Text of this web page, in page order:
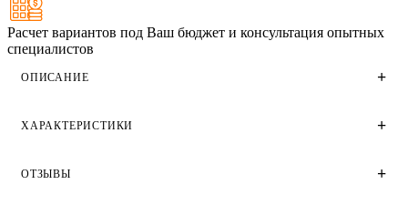
Расчет вариантов под Ваш бюджет и консультация опытных
специалистов
ОПИСАНИЕ
Голицынский облицовочный одинарный кирпич цвета
Имеет поверхность винтаж.
ХАРАКТЕРИСТИКИ
ОТЗЫВЫ